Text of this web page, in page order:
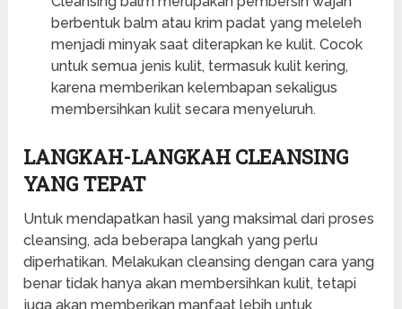
berbentuk balm atau krim padat yang meleleh
menjadi minyak saat diterapkan ke kulit. Cocok
untuk semua jenis kulit, termasuk kulit kering,
karena memberikan kelembapan sekaligus
membersihkan kulit secara menyeluruh.
LANGKAH-LANGKAH CLEANSING
YANG TEPAT
Untuk mendapatkan hasil yang maksimal dari proses
cleansing, ada beberapa langkah yang perlu
diperhatikan. Melakukan cleansing dengan cara yang
benar tidak hanya akan membersihkan kulit, tetapi
juga akan memberikan manfaat lebih untuk